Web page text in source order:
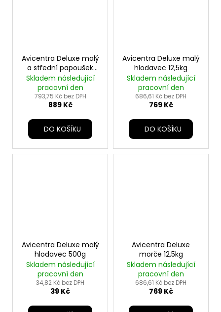
Avicentra Deluxe malý
a střední papoušek
20kg
Skladem následující
pracovní den
793,75 Kč bez DPH
889 Kč
DO KOŠÍKU
Avicentra Deluxe malý
hlodavec 12,5kg
Skladem následující
pracovní den
686,61 Kč bez DPH
769 Kč
DO KOŠÍKU
Avicentra Deluxe malý
hlodavec 500g
Skladem následující
pracovní den
34,82 Kč bez DPH
39 Kč
Avicentra Deluxe
morče 12,5kg
Skladem následující
pracovní den
686,61 Kč bez DPH
769 Kč